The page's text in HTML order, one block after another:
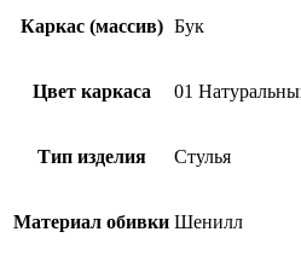
Каркас (массив) Бук
Цвет каркаса 01
Тип изделия Стулья
Материал обивки Шенилл